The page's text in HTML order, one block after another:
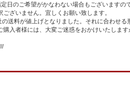
日のご希望がかなわない場合もございますの
ざいません。宜しくお願い致します。
送料が値上げとなりました。それに合わせ
購入者様には、大変ご迷惑をおかけいたしま